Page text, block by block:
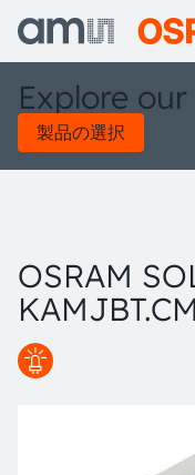
Explore
製品の選択
OSRAM
KAMJBT.CM